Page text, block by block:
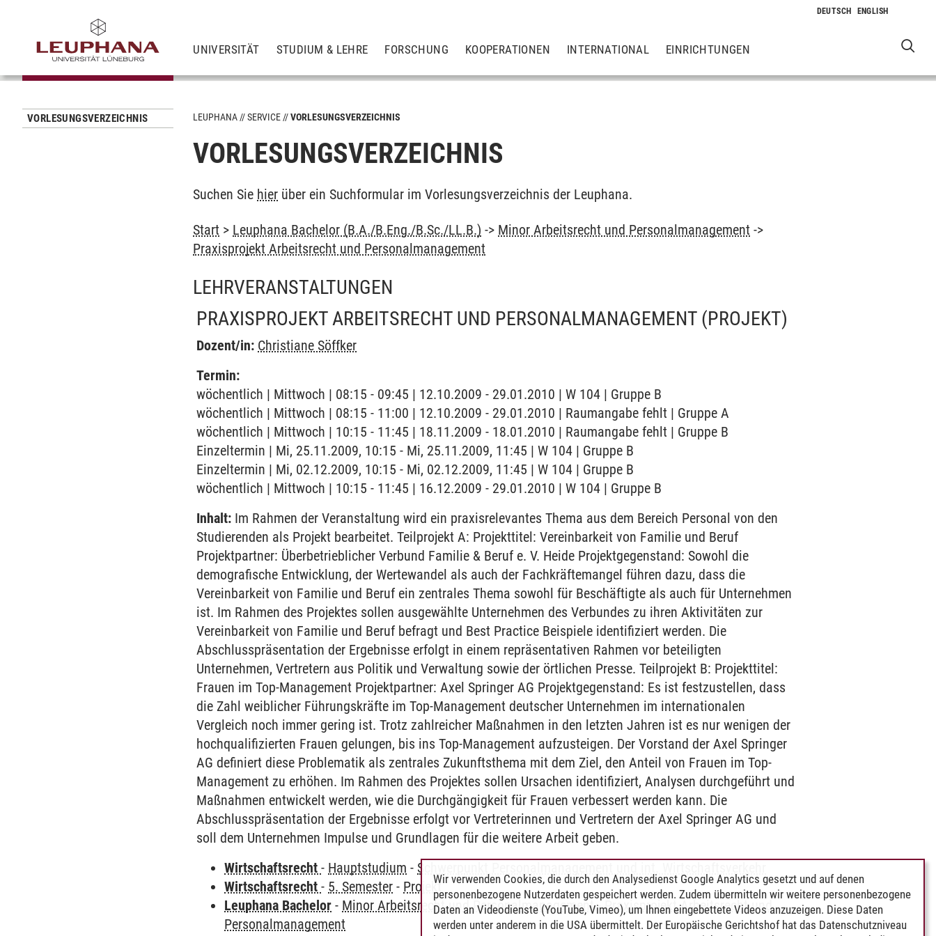
UNIVERSITÄT STUDIUM & LEHRE FORSCHUNG KOOPERATIONEN INTERNATIONAL EINRICHTUNGEN
VORLESUNGSVERZEICHNIS LEUPHANA SERVICE VORLESUNGSVERZEICHNIS
VORLESUNGSVERZEICHNIS
Suchen Sie hier über ein Suchformular im Vorlesungsverzeichnis der Leuphana.
Start > Leuphana Bachelor (B.A./B.Eng./B.Sc./LL.B.) -> Minor Arbeitsrecht und Personalmanagement ->
Praxisprojekt Arbeitsrecht und Personalmanagement
LEHRVERANSTALTUNGEN
PRAXISPROJEKT ARBEITSRECHT UND PERSONALMANAGEMENT (PROJEKT)
Dozent/in: Christiane Söffker
Termin:
wöchentlich | Mittwoch | 08:15 - 09:45 | 12.10.2009 - 29.01.2010 | W 104 | Gruppe B
wöchentlich | Mittwoch | 08:15 - 11:00 | 12.10.2009 - 29.01.2010 | Raumangabe fehlt | Gruppe A
wöchentlich | Mittwoch | 10:15 - 11:45 | 18.11.2009 - 18.01.2010 | Raumangabe fehlt | Gruppe B
Einzeltermin | Mi, 25.11.2009, 10:15 - Mi, 25.11.2009, 11:45 | W 104 | Gruppe B
Einzeltermin | Mi, 02.12.2009, 10:15 - Mi, 02.12.2009, 11:45 | W 104 | Gruppe B
wöchentlich | Mittwoch | 10:15 - 11:45 | 16.12.2009 - 29.01.2010 | W 104 | Gruppe B
Inhalt: Im Rahmen der Veranstaltung wird ein praxisrelevantes Thema aus dem Bereich Personal von den
Studierenden als Projekt bearbeitet. Teilprojekt A: Projekttitel: Vereinbarkeit von Familie und Beruf
Projektpartner: Überbetrieblicher Verbund Familie & Beruf e. V. Heide Projektgegenstand: Sowohl die
demografische Entwicklung, der Wertewandel als auch der Fachkräftemangel führen dazu, dass die
Vereinbarkeit von Familie und Beruf ein zentrales Thema sowohl für Beschäftigte als auch für Unternehmen
ist. Im Rahmen des Projektes sollen ausgewählte Unternehmen des Verbundes zu ihren Aktivitäten zur
Vereinbarkeit von Familie und Beruf befragt und Best Practice Beispiele identifiziert werden. Die
Abschlusspräsentation der Ergebnisse erfolgt in einem repräsentativen Rahmen vor beteiligten
Unternehmen, Vertretern aus Politik und Verwaltung sowie der örtlichen Presse. Teilprojekt B: Projekttitel:
Frauen im Top-Management Projektpartner: Axel Springer AG Projektgegenstand: Es ist festzustellen, dass
die Zahl weiblicher Führungskräfte im Top-Management deutscher Unternehmen im internationalen
Vergleich noch immer gering ist. Trotz zahlreicher Maßnahmen in den letzten Jahren ist es nur wenigen der
hochqualifizierten Frauen gelungen, bis ins Top-Management aufzusteigen. Der Vorstand der Axel Springer
AG definiert diese Problematik als zentrales Zukunftsthema mit dem Ziel, den Anteil von Frauen im Top-
Management zu erhöhen. Im Rahmen des Projektes sollen Ursachen identifiziert, Analysen durchgeführt und
Maßnahmen entwickelt werden, wie die Durchgängigkeit für Frauen verbessert werden kann. Die
Abschlusspräsentation der Ergebnisse erfolgt vor Vertreterinnen und Vertretern der Axel Springer AG und
soll dem Unternehmen Impulse und Grundlagen für die weitere Arbeit geben.
Wirtschaftsrecht- Hauptstudium - Schwerpunkt Personalmanagement und int. Wirtschaftsverkehr
Wirtschaftsrecht- 5. Semester - Projekt
Leuphana Bachelor - Minor Arbeitsrecht und Personalmanagement-Praxisprojekt Arbeitsrecht und
Personalmanagement
Wir verwenden Cookies, die durch den Analysedienst Google Analytics gesetzt und auf denen
personenbezogene Nutzerdaten gespeichert werden. Zudem übermitteln wir weitere personenbezogene
Daten an Videodienste (YouTube, Vimeo), um Ihnen eingebettete Videos anzuzeigen. Diese Daten
werden unter anderem in die USA übermittelt. Der Europäische Gerichtshof hat das Datenschutzniveau